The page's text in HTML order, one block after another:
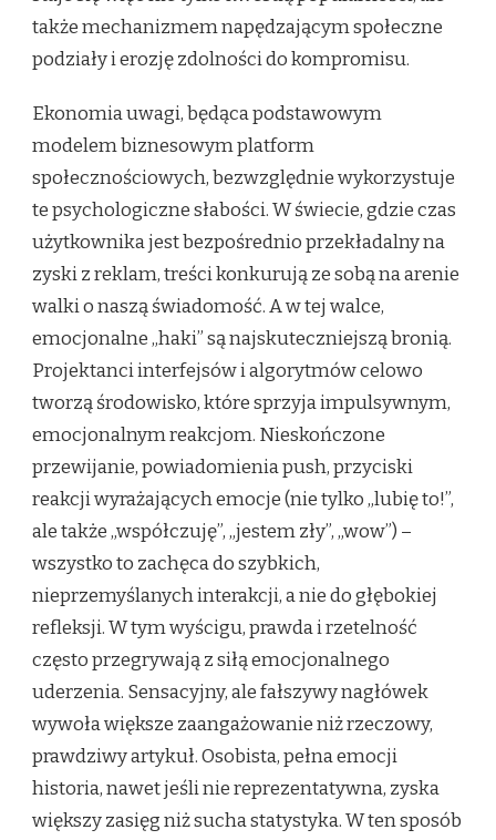
także mechanizmem napędzającym społeczne
podziały i erozję zdolności do kompromisu.
Ekonomia uwagi, będąca podstawowym
modelem biznesowym platform
społecznościowych, bezwzględnie wykorzystuje
te psychologiczne słabości. W świecie, gdzie czas
użytkownika jest bezpośrednio przekładalny na
zyski z reklam, treści konkurują ze sobą na arenie
walki o naszą świadomość. A w tej walce,
emocjonalne „haki” są najskuteczniejszą bronią.
Projektanci interfejsów i algorytmów celowo
tworzą środowisko, które sprzyja impulsywnym,
emocjonalnym reakcjom. Nieskończone
przewijanie, powiadomienia push, przyciski
reakcji wyrażających emocje (nie tylko „lubię to!”,
ale także „współczuję”, „jestem zły”, „wow”) –
wszystko to zachęca do szybkich,
nieprzemyślanych interakcji, a nie do głębokiej
refleksji. W tym wyścigu, prawda i rzetelność
często przegrywają z siłą emocjonalnego
uderzenia. Sensacyjny, ale fałszywy nagłówek
wywoła większe zaangażowanie niż rzeczowy,
prawdziwy artykuł. Osobista, pełna emocji
historia, nawet jeśli nie reprezentatywna, zyska
większy zasięg niż sucha statystyka. W ten sposób